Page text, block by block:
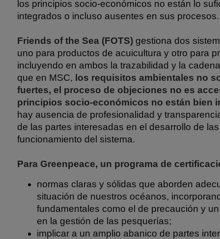
los principios socio-económicos no están lo
integrados o incluso ausentes en sus procesos.
Friends of the Sea (FOTS) gestiona dos
uno para productos de acuicultura y otro para
incluyendo en ambos la trazabilidad y la
que en MSC, los requisitos ambientales no
fuertes, el proceso de objeciones no es
principios socio-económicos no están bien
hay ausencia de profesionalidad y
de las partes interesadas en el desarrollo de
funcionamiento del sistema.
Para Greenpeace, un programa de
normas claras y sólidas que aborden
situación de nuestros océanos,
fundamentales como el de precaución y
en la gestión de las pesquerías;
implicar a un amplio abanico de partes